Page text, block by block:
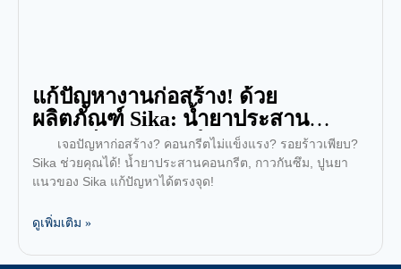
แก้ปัญหางานก่อสร้าง! ด้วย
ผลิตภัณฑ์ Sika: น้ำยาประสาน
คอนกรีต, กาวกันซึม, ปูนยาแนว
เจอปัญหาก่อสร้าง? คอนกรีตไม่แข็งแรง? รอยร้าวเพียบ?
Sika ช่วยคุณได้! น้ำยาประสานคอนกรีต, กาวกันซึม, ปูนยา
แนวของ Sika แก้ปัญหาได้ตรงจุด!
ดูเพิ่มเติม »